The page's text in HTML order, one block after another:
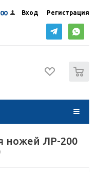
Вход Регистрация
ножей ЛР-200